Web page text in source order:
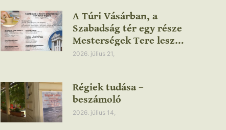
A Túri Vásárban, a
Szabadság tér egy része
Mesterségek Tere lesz…
2026. július 21,
Régiek tudása –
beszámoló
2026. július 14,